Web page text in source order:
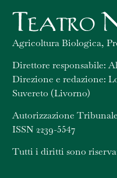
Agricoltura Biologica,
Direttore responsabile:
Direzione e redazione:
Suvereto (Livorno)
Autorizzazione
ISSN 2239-5547
Tutti i diritti sono